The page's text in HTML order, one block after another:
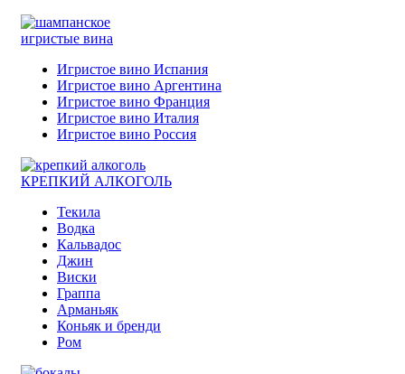
игристые вина
Игристое вино Испания
Игристое вино Аргентина
Игристое вино Франция
Игристое вино Италия
Игристое вино Россия
КРЕПКИЙ АЛКОГОЛЬ
Текила
Водка
Кальвадос
Джин
Виски
Граппа
Арманьяк
Коньяк и бренди
Ром